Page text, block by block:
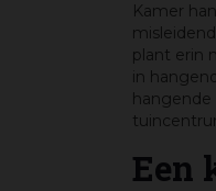
Kamer
plant erin
in
hangende
Een